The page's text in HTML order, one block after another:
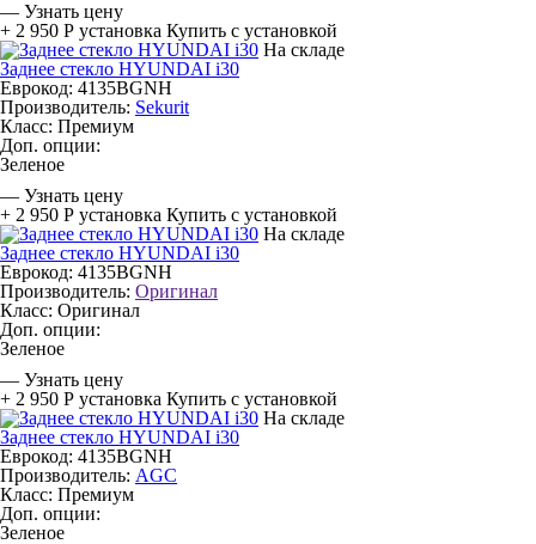
— Узнать цену
+ 2 950 Р установка Купить с установкой
На складе
Заднее стекло HYUNDAI i30
Еврокод: 4135BGNH
Производитель: Sekurit
Класс: Премиум
Доп. опции:
Зеленое
— Узнать цену
+ 2 950 Р установка Купить с установкой
На складе
Заднее стекло HYUNDAI i30
Еврокод: 4135BGNH
Производитель: Оригинал
Класс: Оригинал
Доп. опции:
Зеленое
— Узнать цену
+ 2 950 Р установка Купить с установкой
На складе
Заднее стекло HYUNDAI i30
Еврокод: 4135BGNH
Производитель: AGC
Класс: Премиум
Доп. опции:
Зеленое